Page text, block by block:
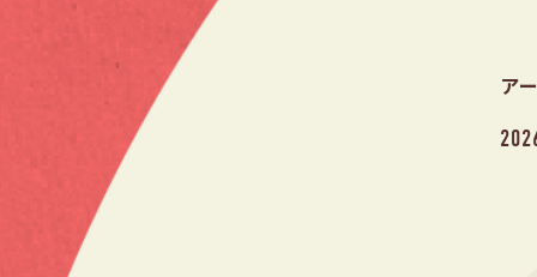
ア